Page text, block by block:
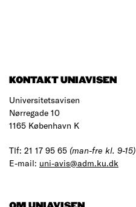
KONTAKT UNIAVISEN
Universitetsavisen
Nørregade 10
1165 København K
Tlf: 21 17 95 65 (man-fre kl. 9-15)
E-mail: uni-avis@adm.ku.dk